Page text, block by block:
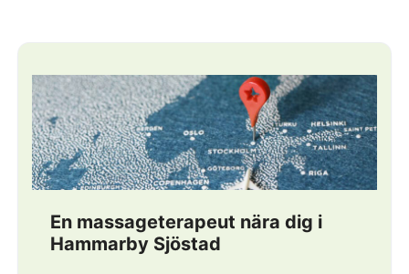
En massageterapeut nära dig i
Hammarby Sjöstad